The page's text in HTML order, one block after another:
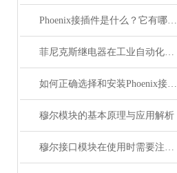
Phoenix接插件是什么？它有哪些应用？
菲尼克斯继电器在工业自动化中的作用
如何正确选择和安装Phoenix接插件以确保其性能？
穆尔模块的基本原理与应用解析
穆尔接口模块在使用时需要注意哪些问题？